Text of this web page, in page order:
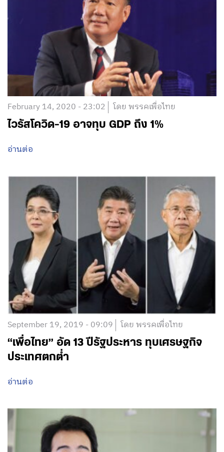
February 14, 2020 - 23:02 โดย พรรคเพื่อไทย
ไวรัสโควิด-19 อาจทุบ GDP ถึง 1%
อ่านต่อ
September 19, 2019 - 09:09
“เพื่อไทย” อัด 13 ปีรัฐประหาร ทุบเศรษฐกิจ